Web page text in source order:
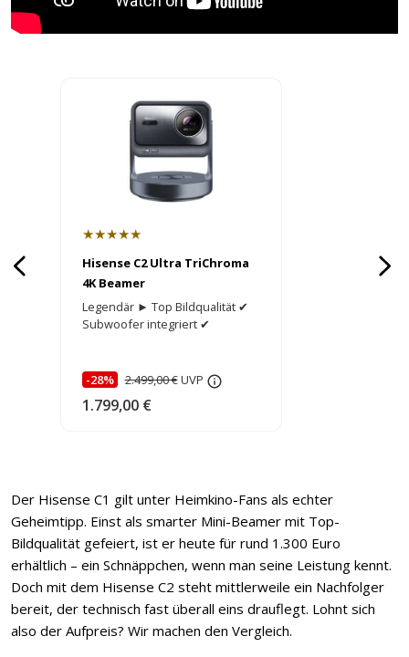
★★★★★
Hisense C2 Ultra TriChroma
4K Beamer
Legendär ► Top Bildqualität ✔
Subwoofer integriert ✔
-28% 2.499,00 €UVP
1.799,00 €
Der Hisense C1 gilt unter Heimkino-Fans als echter
Geheimtipp. Einst als smarter Mini-Beamer mit Top-
Bildqualität gefeiert, ist er heute für rund 1.300 Euro
erhältlich – ein Schnäppchen, wenn man seine Leistung kennt.
Doch mit dem Hisense C2 steht mittlerweile ein Nachfolger
bereit, der technisch fast überall eins drauflegt. Lohnt sich
also der Aufpreis? Wir machen den Vergleich.